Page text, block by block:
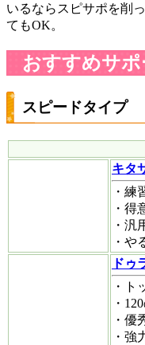
いるならスピサポを削
てもOK。
おすすめサ
スピードタイプ
キタ
・練
・得
・汎
・や
ドゥ
・ト
・
・優
・強